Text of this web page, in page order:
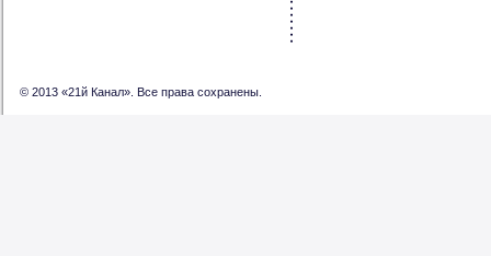
© 2013 «21й Канал». Все права сохранены.